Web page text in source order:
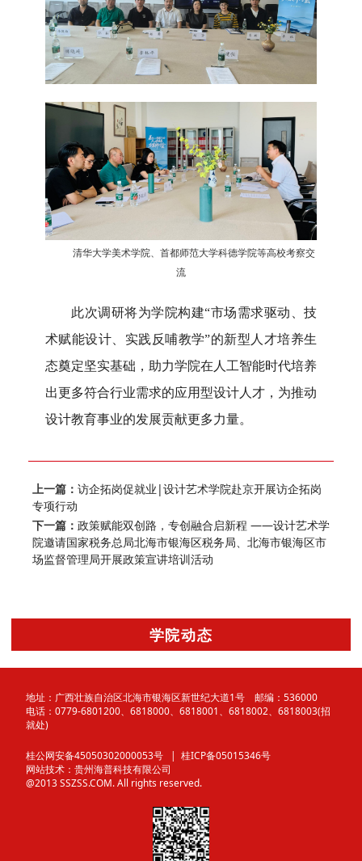
学院动态
清华大学美术学院、首都师范大学科德学院等高校考察交
流
此次调研将为学院构建“市场需求驱动、技
术赋能设计 、实践反哺教学”的新型人才培养生
态奠定坚实基础，助力学院在人工智能时代培养
出更多符合行业需求的应用型设计人才，为推动
设计教育事业的发展贡献更多力量。
上一篇： 访企拓岗促就业|设计艺术学院赴京开展访企拓岗
专项行动
下一篇： 政策赋能双创路，专创融合启新程 ——设计艺术学
院邀请国家税务总局北海市银海区税务局、北海市银海区市
场监督管理局开展政策宣讲培训活动
地址：广西壮族自治区北海市银海区新世纪大道1号 邮编：536000
电话：0779-6801200、6818000、6818001、6818002、6818003(招
就处)
桂公网安备45050302000053号
| 桂ICP备05015346号
网站技术： 贵州海普科技有限公司
@2013 SSZSS.COM. All rights reserved.